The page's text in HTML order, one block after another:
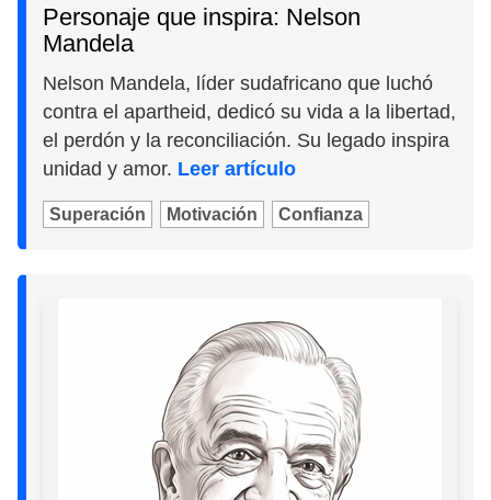
Personaje que inspira: Nelson
Mandela
Nelson Mandela, líder sudafricano que luchó
contra el apartheid, dedicó su vida a la libertad,
el perdón y la reconciliación. Su legado inspira
unidad y amor. Leer artículo
Superación Motivación Confianza